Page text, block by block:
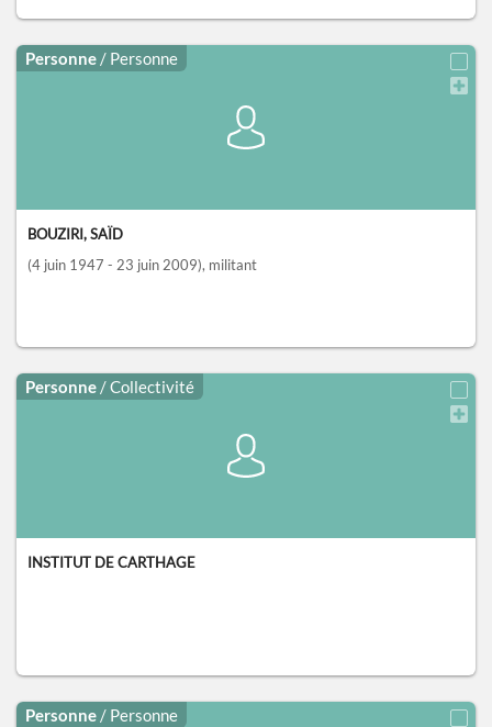
Personne / Personne
BOUZIRI, SAÏD
(4 juin 1947 - 23 juin 2009), militant
Personne / Collectivité
INSTITUT DE CARTHAGE
Personne / Personne